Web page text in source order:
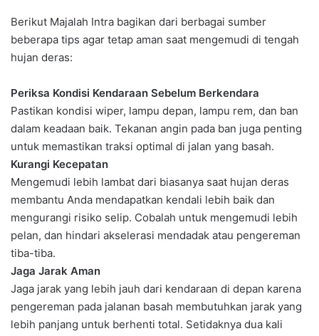
Berikut Majalah Intra bagikan dari berbagai sumber
beberapa tips agar tetap aman saat mengemudi di tengah
hujan deras:
Periksa Kondisi Kendaraan Sebelum Berkendara
Pastikan kondisi wiper, lampu depan, lampu rem, dan ban
dalam keadaan baik. Tekanan angin pada ban juga penting
untuk memastikan traksi optimal di jalan yang basah.
Kurangi Kecepatan
Mengemudi lebih lambat dari biasanya saat hujan deras
membantu Anda mendapatkan kendali lebih baik dan
mengurangi risiko selip. Cobalah untuk mengemudi lebih
pelan, dan hindari akselerasi mendadak atau pengereman
tiba-tiba.
Jaga Jarak Aman
Jaga jarak yang lebih jauh dari kendaraan di depan karena
pengereman pada jalanan basah membutuhkan jarak yang
lebih panjang untuk berhenti total. Setidaknya dua kali